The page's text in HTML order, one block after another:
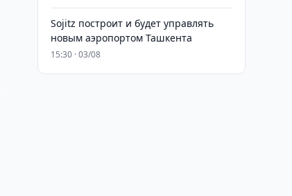
Sojitz построит и будет управлять
новым аэропортом Ташкента
15:30 · 03/08